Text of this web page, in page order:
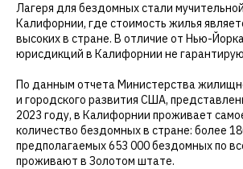
Лагеря для бездомных стали
Калифорнии, где стоимость жилья
высоких в стране. В отличие от Нью-
юрисдикций в Калифорнии не
По данным отчета Министерства
и городского развития США,
2023 году, в Калифорнии проживает
количество бездомных в стране: более
предполагаемых 653 000 бездомных по
проживают в Золотом штате.